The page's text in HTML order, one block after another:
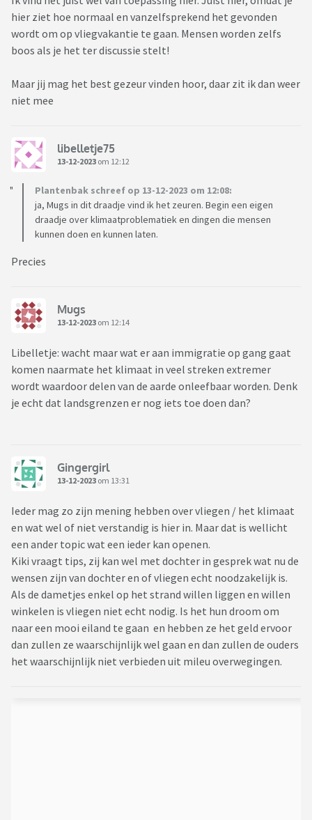
hier ziet hoe normaal en vanzelfsprekend het gevonden
wordt om op vliegvakantie te gaan. Mensen worden zelfs
boos als je het ter discussie stelt!
Maar jij mag het best gezeur vinden hoor, daar zit ik dan weer
niet mee
libelletje75
13-12-2023 om 12:12
Plantenbak schreef op 13-12-2023 om 12:08:
ja, Mugs in dit draadje vind ik het zeuren. Begin een eigen
draadje over klimaatproblematiek en dingen die mensen
kunnen doen en kunnen laten.
Precies
Mugs
13-12-2023 om 12:14
Libelletje: wacht maar wat er aan immigratie op gang gaat
komen naarmate het klimaat in veel streken extremer
wordt waardoor delen van de aarde onleefbaar worden. Denk
je echt dat landsgrenzen er nog iets toe doen dan?
Gingergirl
13-12-2023 om 13:31
Ieder mag zo zijn mening hebben over vliegen / het klimaat
en wat wel of niet verstandig is hier in. Maar dat is wellicht
een ander topic wat een ieder kan openen.
Kiki vraagt tips, zij kan wel met dochter in gesprek wat nu de
wensen zijn van dochter en of vliegen echt noodzakelijk is.
Als de dametjes enkel op het strand willen liggen en willen
winkelen is vliegen niet echt nodig. Is het hun droom om
naar een mooi eiland te gaan en hebben ze het geld ervoor
dan zullen ze waarschijnlijk wel gaan en dan zullen de ouders
het waarschijnlijk niet verbieden uit mileu overwegingen.